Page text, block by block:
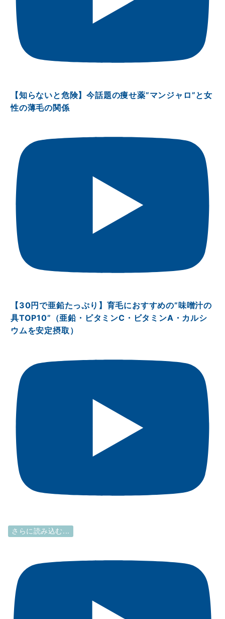
【知らないと危険】今話題の痩せ薬”マンジャロ”と女
性の薄毛の関係
【30円で亜鉛たっぷり】育毛におすすめの”味噌汁の
具TOP10”（亜鉛・ビタミンⅭ・ビタミンA・カルシ
ウムを安定摂取）
さらに読み込む...